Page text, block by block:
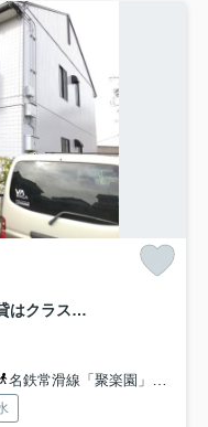
ディアスバンノ 刈谷市近郊の賃貸はクラスホーム刈谷店
名鉄常滑線「聚楽園」駅 徒歩27分